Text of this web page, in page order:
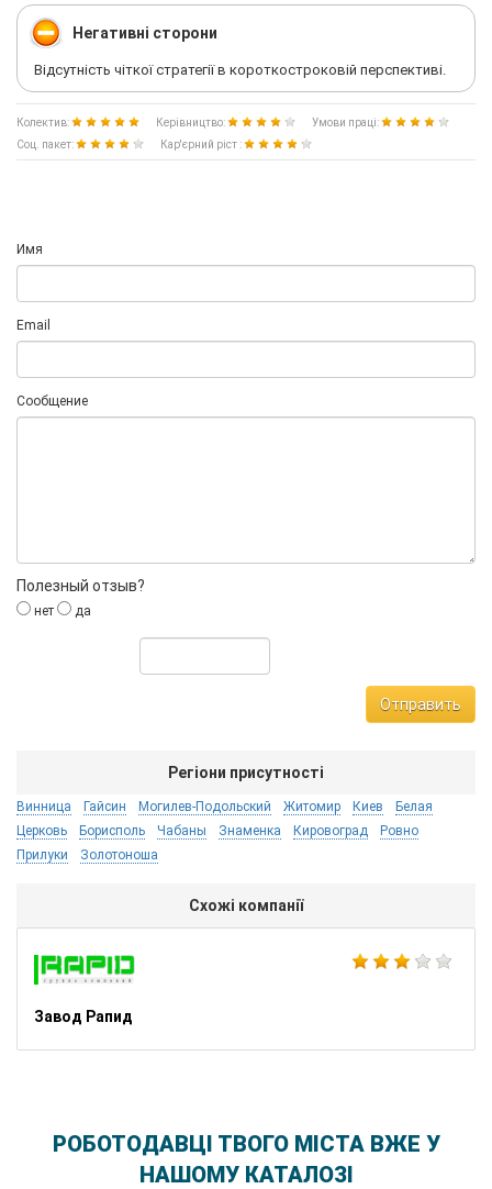
Негативні сторони
Відсутність чіткої стратегії в короткостроковій перспективі.
Колектив: Керівництво:
Умови праці:
Соц. пакет:
Кар'єрний ріст :
Имя
Email
Сообщение
Полезный отзыв?
нет да
Отправить
Регіони присутності
Винница Гайсин Могилев-Подольский Житомир Киев
Белая
Церковь
Борисполь Чабаны Знаменка Кировоград
Ровно
Прилуки
Золотоноша
Схожі компанії
Завод Рапид
РОБОТОДАВЦІ ТВОГО МІСТА ВЖЕ У
НАШОМУ КАТАЛОЗІ